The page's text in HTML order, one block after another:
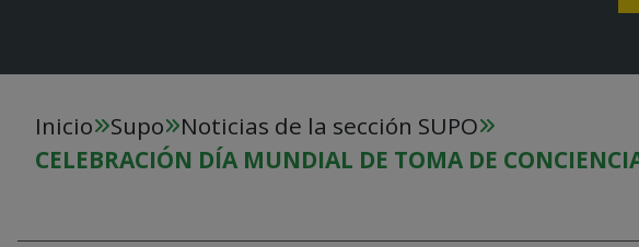
Inicio Supo
Noticias de la sección SUPO
CELEBRACIÓN DÍA MUNDIAL DE TOMA DE